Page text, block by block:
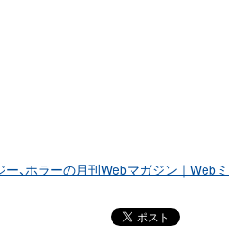
ー、ホラーの月刊Webマガジン｜Webミ